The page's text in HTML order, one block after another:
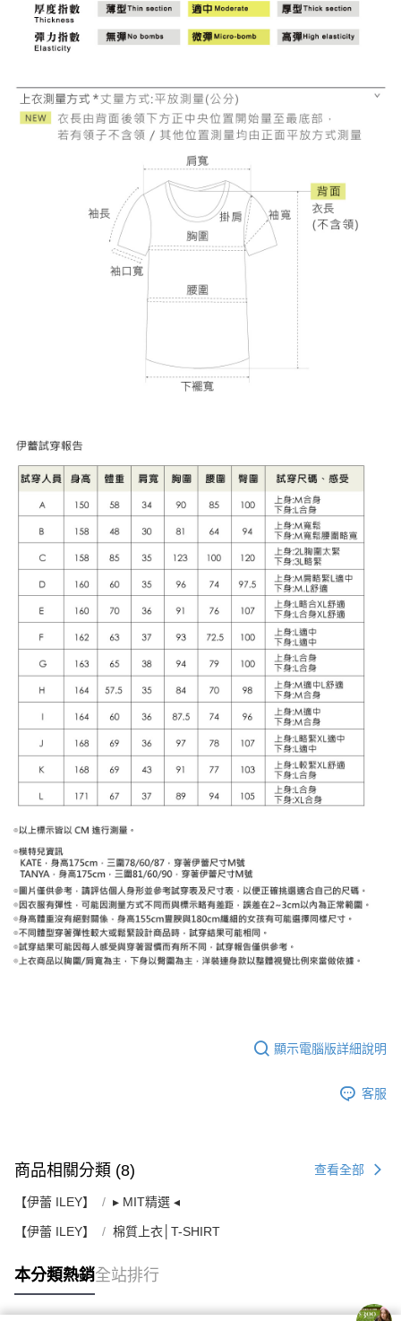
顯示電腦版詳細說明
客服
商品相關分類 (8) 查看全部
【伊蕾 ILEY】 ▸ MIT精選 ◂
【伊蕾 ILEY】 棉質上衣│T-SHIRT
本分類熱銷全站排行